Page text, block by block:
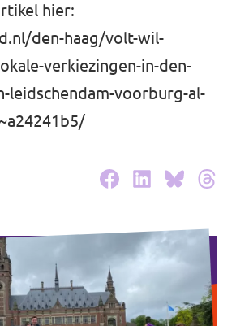
Rijnland
hier:
den-haag/volt-wil-
verkiezingen-in-den-
leidschendam-voorburg-al-